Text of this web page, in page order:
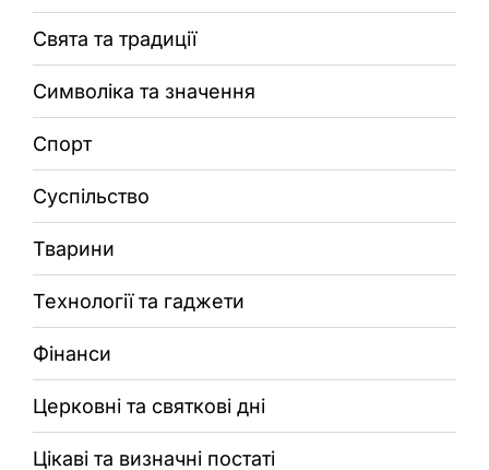
Свята та традиції
Символіка та значення
Спорт
Суспільство
Тварини
Технології та гаджети
Фінанси
Церковні та святкові дні
Цікаві та визначні постаті